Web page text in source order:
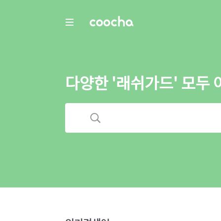
COOCHA
다양한 '래쉬가드' 모두